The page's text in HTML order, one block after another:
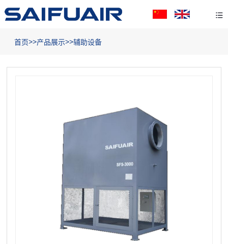
首页>>产品展示>>辅助设备